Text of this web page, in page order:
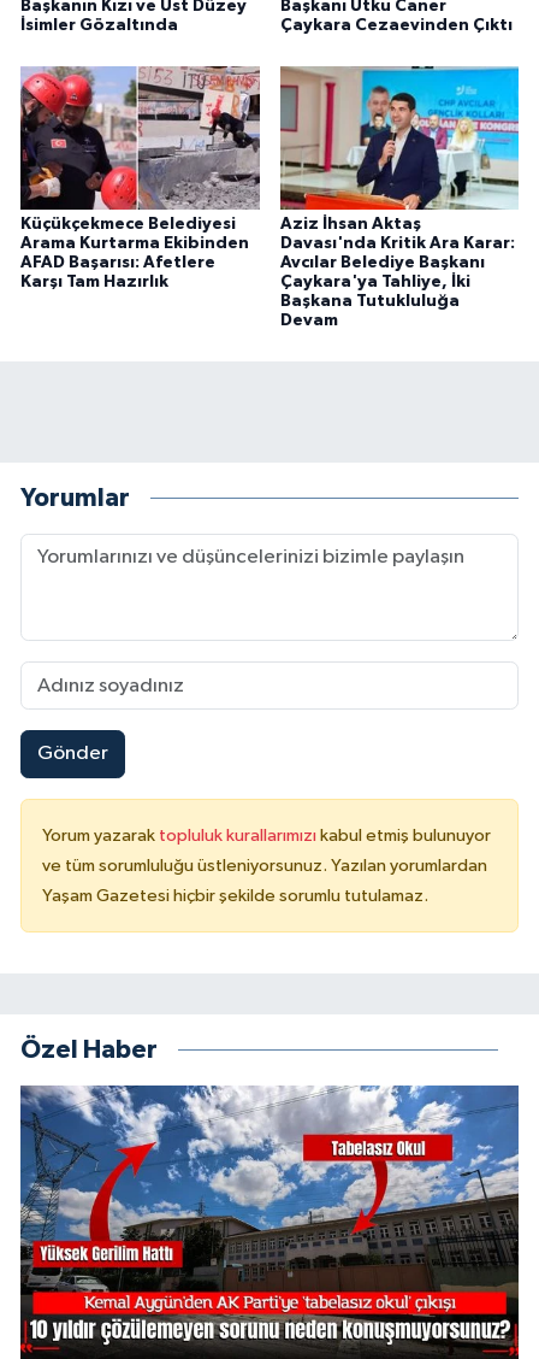
Başkanın Kızı ve Üst Düzey
İsimler Gözaltında
Başkanı Utku Caner
Çaykara Cezaevinden Çıktı
Küçükçekmece Belediyesi
Arama Kurtarma Ekibinden
AFAD Başarısı: Afetlere
Karşı Tam Hazırlık
Aziz İhsan Aktaş
Davası'nda Kritik Ara Karar:
Avcılar Belediye Başkanı
Çaykara'ya Tahliye, İki
Başkana Tutukluluğa
Devam
Yorumlar
Gönder
Yorum yazarak topluluk kurallarımızı kabul etmiş bulunuyor
ve tüm sorumluluğu üstleniyorsunuz. Yazılan yorumlardan
Yaşam Gazetesi hiçbir şekilde sorumlu tutulamaz.
Özel Haber